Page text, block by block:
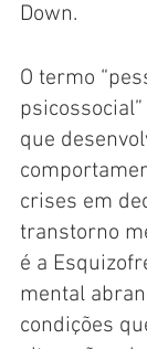
Down.
O termo
que
crises em
transtorno
é a
mental
condições